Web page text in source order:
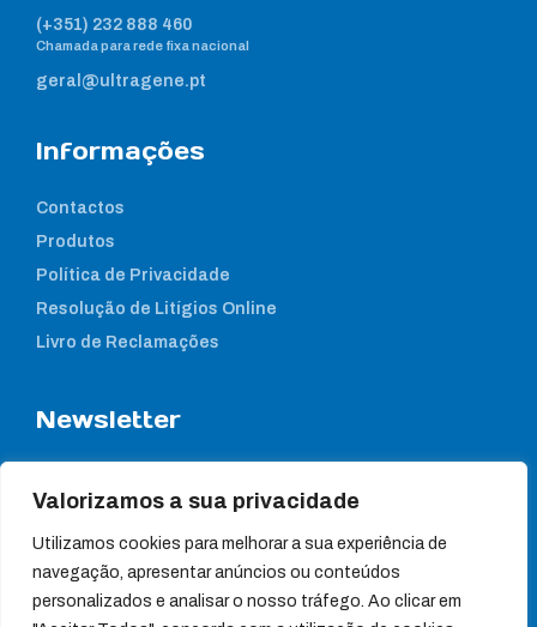
Valorizamos a sua privacidade
Utilizamos cookies para melhorar a sua experiência de
navegação, apresentar anúncios ou conteúdos
personalizados e analisar o nosso tráfego. Ao clicar em
(+351) 232 888 460
Chamada para rede fixa nacional
geral@ultragene.pt
Informações
Contactos
Produtos
Política de Privacidade
Resolução de Litígios Online
Livro de Reclamações
Newsletter
notícias